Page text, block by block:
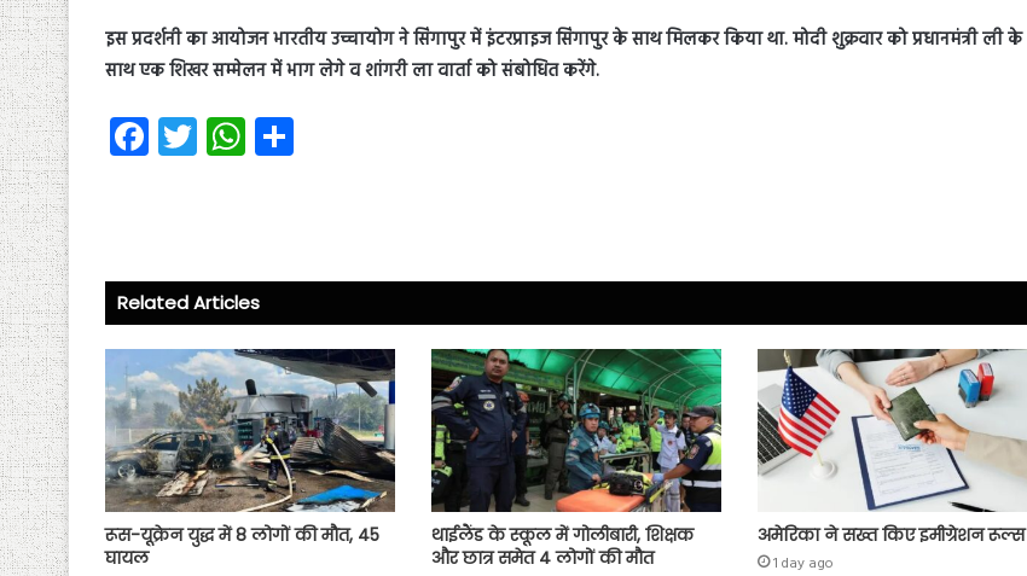
इस प्रदर्शनी का आयोजन भारतीय उच्चायोग ने सिंगापुर में इंटरप्राइज सिंगापुर के साथ मिलकर किया था. मोदी शुक्रवार को प्रधानमंत्री ली के
साथ एक शिखर सम्मेलन में भाग लेगे व शांगरी ला वार्ता को संबोधित करेंगे.
Fa
ce
ok
T
wi
W
ha
p
p
Related Articles
रूस-यूक्रेन युद्ध में 8 लोगों की मौत, 45
घायल
थाईलैंड के स्कूल में गोलीबारी, शिक्षक
और छात्र समेत 4 लोगों की मौत
अमेरिका ने सख्त किए इमीग्रेशन रूल्स
1 day ago